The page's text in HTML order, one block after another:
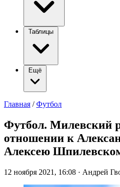
Таблицы
Ещё
Главная / Футбол
Футбол. Милевский
отношении к
Алексею
12 ноября 2021, 16:08 · Андрей